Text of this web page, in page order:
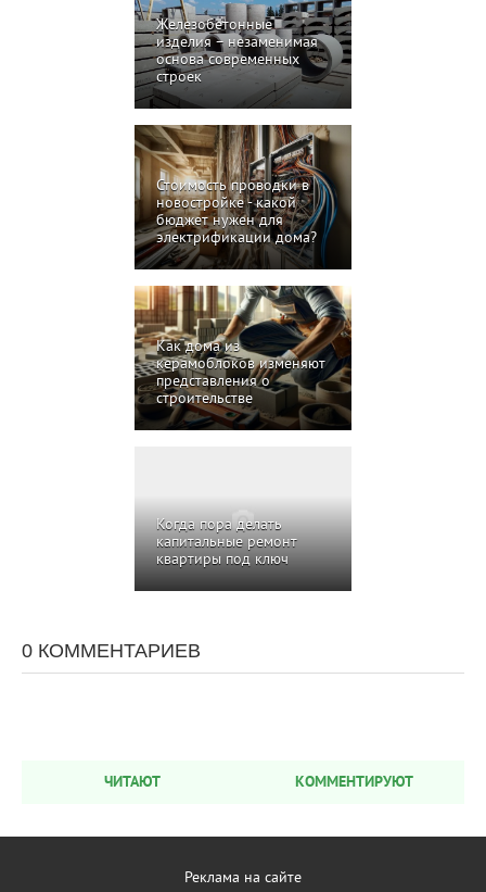
Железобетонные
изделия – незаменимая
основа современных
строек
Стоимость проводки в
новостройке - какой
бюджет нужен для
электрификации дома?
Как дома из
керамоблоков изменяют
представления о
строительстве
Когда пора делать
капитальные ремонт
квартиры под ключ
0 КОММЕНТАРИЕВ
ЧИТАЮТ КОММЕНТИРУЮТ
Реклама на сайте